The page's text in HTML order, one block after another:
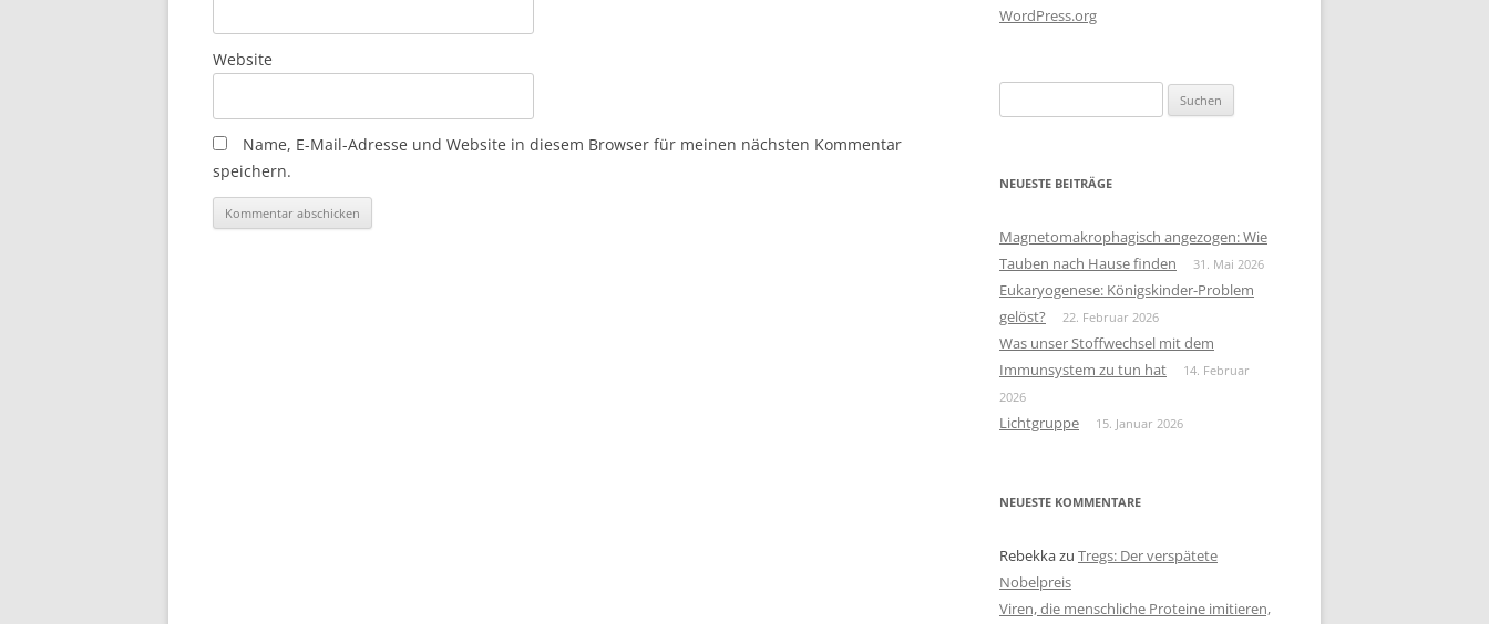
Website
Name, E-Mail-Adresse und Website in diesem Browser für meinen nächsten Kommentar
speichern.
WordPress.org
nach:
NEUESTE BEITRÄGE
Magnetomakrophagisch angezogen: Wie
Tauben nach Hause finden
31. Mai 2026
Eukaryogenese: Königskinder-Problem
gelöst?
22. Februar 2026
Was unser Stoffwechsel mit dem
Immunsystem zu tun hat
14. Februar
2026
Lichtgruppe 15. Januar 2026
NEUESTE KOMMENTARE
Rebekkazu Tregs: Der verspätete
Nobelpreis
Viren, die menschliche Proteine imitieren,